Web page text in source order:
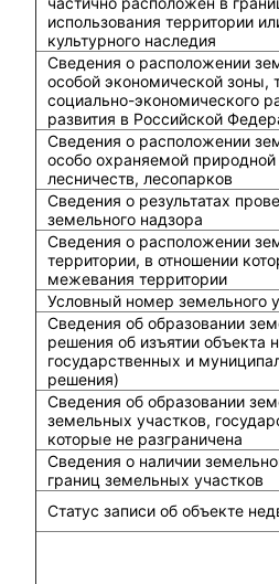
использования территории
культурного наследия
Сведения о расположении
особой экономической
социально-экономического
развития в Российской
Сведения о расположении
особо охраняемой природной
лесничеств, лесопарков
Сведения о результатах
земельного надзора
Сведения о расположении
территории, в отношении
межевания территории
Условный номер земельного
Сведения об образовании
решения об изъятии объекта
государственных и
решения)
Сведения об образовании
земельных участков,
которые не разграничена
Сведения о наличии
границ земельных участков
Статус записи об объекте